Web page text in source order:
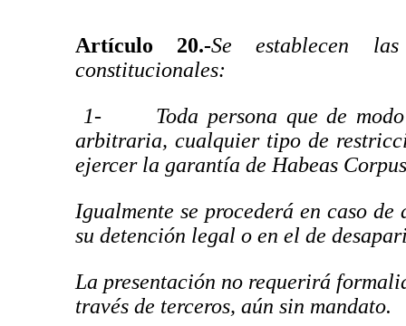
Artículo 20.-Se establecen
constitucionales:
1-
Toda persona que de
arbitraria, cualquier tipo de
ejercer la garantía de Habeas
Igualmente se procederá en caso
su detención legal o en el de
La presentación no requerirá
través de terceros, aún sin mandato.